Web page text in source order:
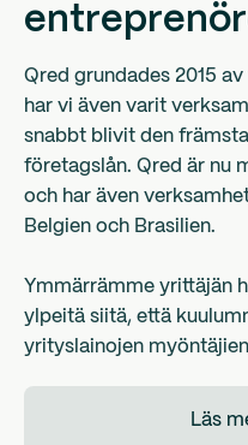
Qred grundades 2015
har vi även varit
snabbt blivit den
företagslån. Qred är nu
och har även
Belgien och Brasilien.
Ymmärrämme yrittäjän
ylpeitä siitä, että
yrityslainojen
Läs